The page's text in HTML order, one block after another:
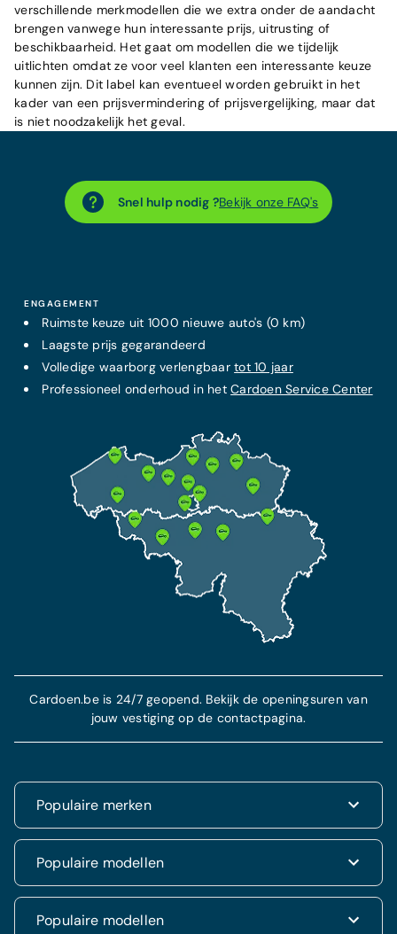
verschillende merkmodellen die we extra onder de aandacht
brengen vanwege hun interessante prijs, uitrusting of
beschikbaarheid. Het gaat om modellen die we tijdelijk
uitlichten omdat ze voor veel klanten een interessante keuze
kunnen zijn. Dit label kan eventueel worden gebruikt in het
kader van een prijsvermindering of prijsvergelijking, maar dat
is niet noodzakelijk het geval.
Snel hulp nodig ?Bekijk onze FAQ's
ENGAGEMENT
Ruimste keuze uit 1000 nieuwe auto's (0 km)
Laagste prijs gegarandeerd
Volledige waarborg verlengbaartot 10 jaar
Professioneel onderhoud in hetCardoen Service Center
Populaire merken
Renault
Dacia
Volkswagen
Populaire modellen
Renault Clio
Populaire modellen
Cardoen.be is 24/7 geopend. Bekijk de openingsuren van
jouw vestiging op de contactpagina.